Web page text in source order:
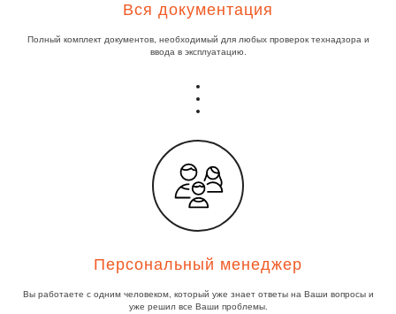
Вся документация
Полный комплект документов, необходимый для любых проверок технадзора и
ввода в эксплуатацию.
Персональный менеджер
Вы работаете с одним человеком, который уже знает ответы на Ваши вопросы и
уже решил все Ваши проблемы.